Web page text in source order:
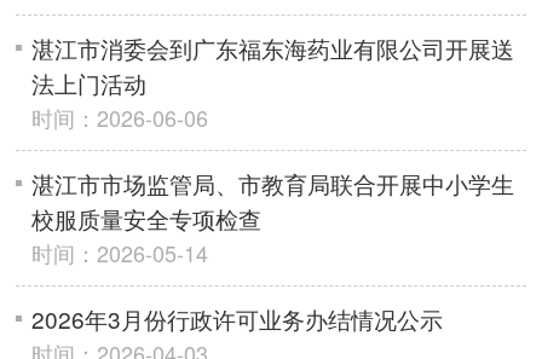
湛江市消委会到广东福东海药业有限公司开展送
法上门活动
时间：2026-06-06
湛江市市场监管局、市教育局联合开展中小学生
校服质量安全专项检查
时间：2026-05-14
2026年3月份行政许可业务办结情况公示